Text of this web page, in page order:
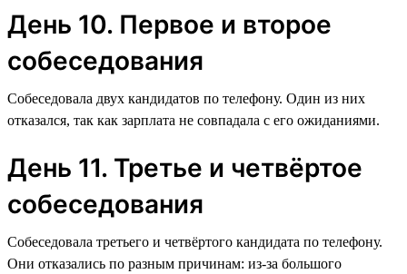
День 10. Первое и второе
собеседования
Собеседовала двух кандидатов по телефону. Один из них
отказался, так как зарплата не совпадала с его ожиданиями.
День 11. Третье и четвёртое
собеседования
Собеседовала третьего и четвёртого кандидата по телефону.
Они отказались по разным причинам: из-за большого